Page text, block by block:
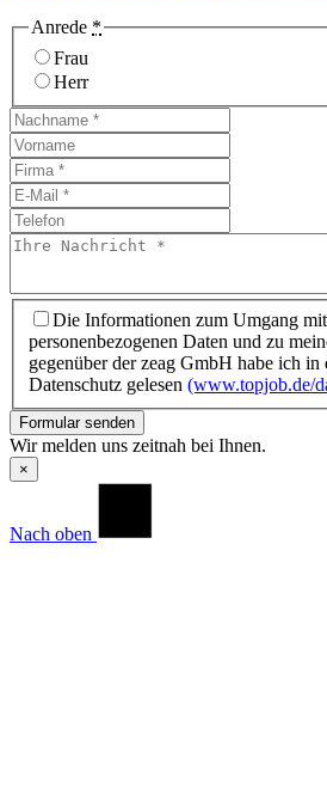
Anrede *
Frau
Herr
Die Informationen zum Umgang
personenbezogenen Daten und zu
gegenüber der zeag GmbH habe ich
Datenschutz gelesen (www.topjob.de/
Formular senden
Wir melden uns zeitnah bei Ihnen.
×
Nach oben